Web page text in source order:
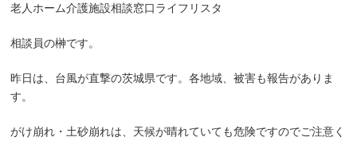
老人ホーム介護施設相談窓口ライフリスタ
相談員の榊です。
昨日は、台風が直撃の茨城県です。各地域、被害も報告がありま
す。
がけ崩れ・土砂崩れは、天候が晴れていても危険ですのでご注意く